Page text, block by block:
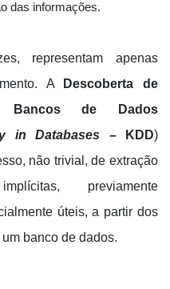
das informações.
representam apenas
A
Descoberta de
Bancos de Dados
in Databases – KDD)
não trivial, de extração
previamente
úteis, a partir dos
banco de dados.